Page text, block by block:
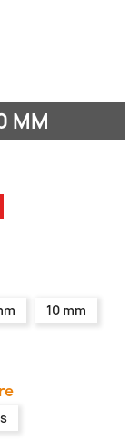
MM
10 mm